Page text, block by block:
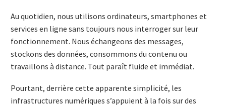
ENGLISH
Au quotidien, nous utilisons ordinateurs, smartphones et
services en ligne sans toujours nous interroger sur leur
fonctionnement. Nous échangeons des messages,
stockons des données, consommons du contenu ou
travaillons à distance. Tout paraît fluide et immédiat.
Pourtant, derrière cette apparente simplicité, les
infrastructures numériques s’appuient à la fois sur des